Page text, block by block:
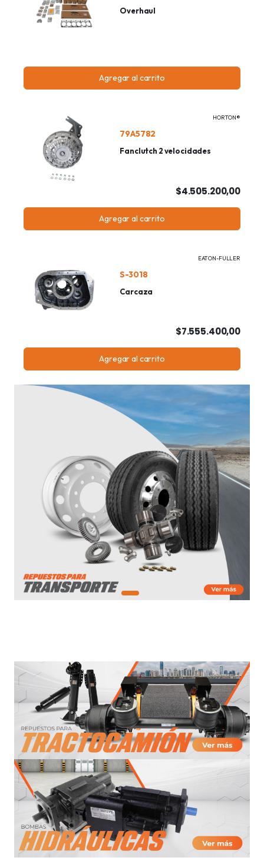
Overhaul
Agregar al carrito
HORTON®
79A5782
Fanclutch 2 velocidades
$4.505.200,00
Agregar al carrito
EATON-FULLER
S-3018
Carcaza
$7.555.400,00
Agregar al carrito